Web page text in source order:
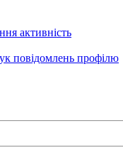
активність
повідомлень профілю